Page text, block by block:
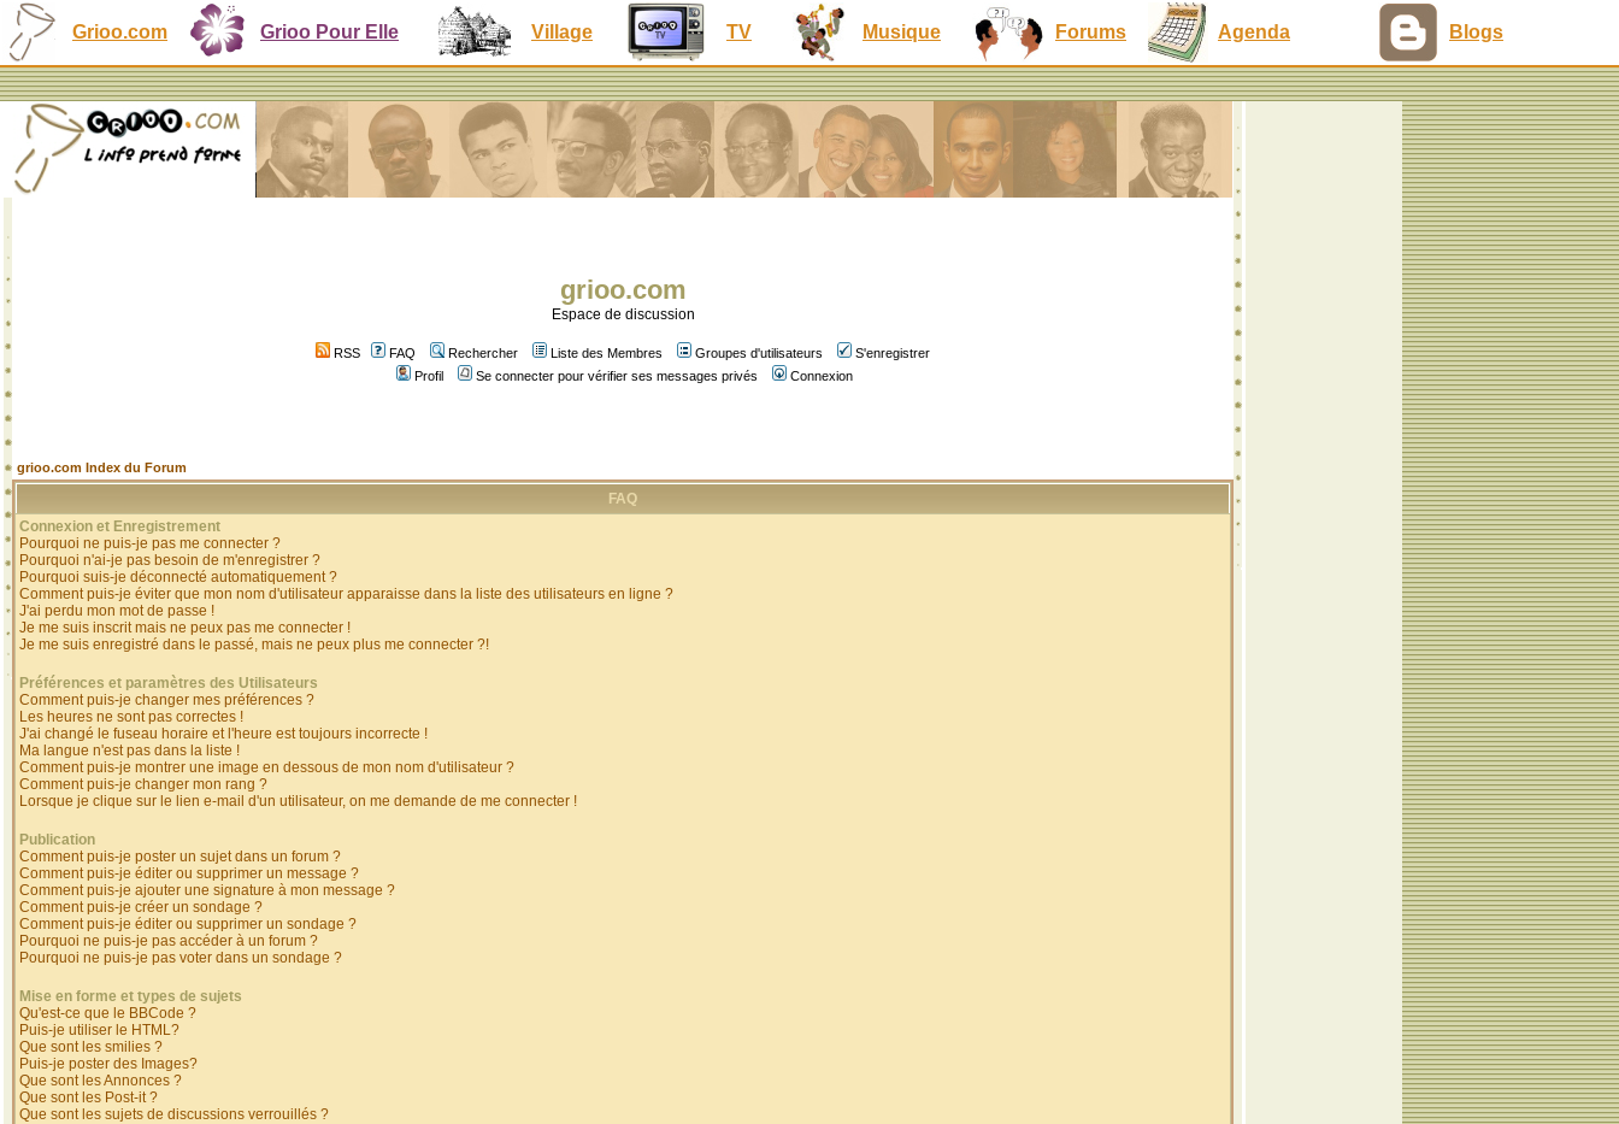
Grioo.com Grioo Pour Elle Village TV Musique Forums Agenda Blogs
grioo.com
Espace de discussion
RSS FAQ Rechercher Liste des Membres Groupes d'utilisateurs
S'enregistrer
Profil
Se connecter pour vérifier ses messages privés Connexion
grioo.com Index du Forum
FAQ
Connexion et Enregistrement
Pourquoi ne puis-je pas me connecter ?
Pourquoi n'ai-je pas besoin de m'enregistrer ?
Pourquoi suis-je déconnecté automatiquement ?
Comment puis-je éviter que mon nom d'utilisateur apparaisse dans la liste des utilisateurs en ligne ?
J'ai perdu mon mot de passe !
Je me suis inscrit mais ne peux pas me connecter !
Je me suis enregistré dans le passé, mais ne peux plus me connecter ?!
Préférences et paramètres des Utilisateurs
Comment puis-je changer mes préférences ?
Les heures ne sont pas correctes !
J'ai changé le fuseau horaire et l'heure est toujours incorrecte !
Ma langue n'est pas dans la liste !
Comment puis-je montrer une image en dessous de mon nom d'utilisateur ?
Comment puis-je changer mon rang ?
Lorsque je clique sur le lien e-mail d'un utilisateur, on me demande de me connecter !
Publication
Comment puis-je poster un sujet dans un forum ?
Comment puis-je éditer ou supprimer un message ?
Comment puis-je ajouter une signature à mon message ?
Comment puis-je créer un sondage ?
Comment puis-je éditer ou supprimer un sondage ?
Pourquoi ne puis-je pas accéder à un forum ?
Pourquoi ne puis-je pas voter dans un sondage ?
Mise en forme et types de sujets
Qu'est-ce que le BBCode ?
Puis-je utiliser le HTML?
Que sont les smilies ?
Puis-je poster des Images?
Que sont les Annonces ?
Que sont les Post-it ?
Que sont les sujets de discussions verrouillés ?